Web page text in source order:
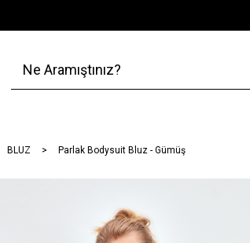
BLUZ Parlak Bodysuit Bluz - Gümüş